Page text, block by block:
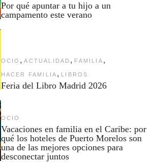
Por qué apuntar a tu hijo a un
campamento este verano
OCIO , ACTUALIDAD , FAMILIA ,
HACER FAMILIA , LIBROS
Feria del Libro Madrid 2026
OCIO
Vacaciones en familia en el Caribe: por
qué los hoteles de Puerto Morelos son
una de las mejores opciones para
desconectar juntos